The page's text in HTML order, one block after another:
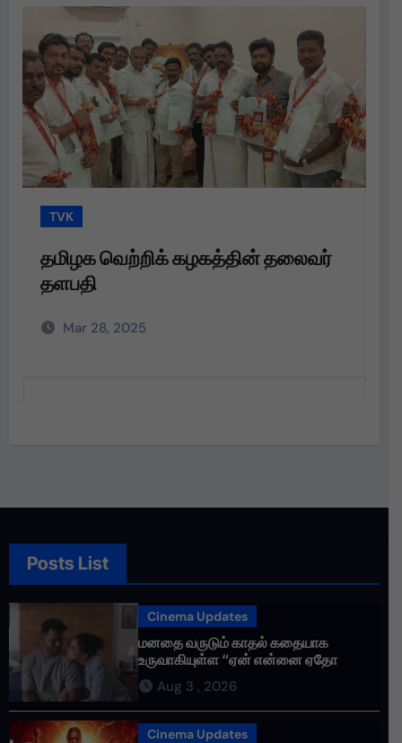
TVK
தமிழக வெற்றிக் கழகத்தின் தலைவர்
தளபதி
Mar 28, 2025
Posts List
Cinema Updates
மனதை வருடும் காதல் கதையாக
உருவாகியுள்ள “ஏன் என்னை ஏதோ
செய்தாய்” – டீசர் வெளியானது !
Aug 3 , 2026
Cinema Updates